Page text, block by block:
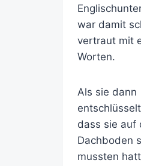
war damit
vertraut mit
Worten.
Als sie dann
dass sie auf
Dachboden
mussten